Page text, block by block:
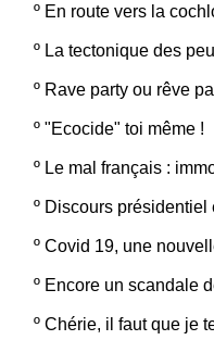
º En route vers la
º La tectonique des
º Rave party ou rêve
º "Ecocide" toi même !
º Le mal français :
º Discours présidentiel
º Covid 19, une
º Encore un scandale
º Chérie, il faut que je